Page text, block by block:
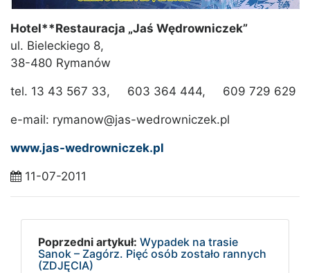
Hotel**Restauracja „Jaś Wędrowniczek”
ul. Bieleckiego 8,
38-480 Rymanów
tel. 13 43 567 33, 603 364 444, 609 729 629
e-mail: rymanow@jas-wedrowniczek.pl
www.jas-wedrowniczek.pl
11-07-2011
Poprzedni artykuł: Wypadek na trasie
Sanok – Zagórz. Pięć osób zostało rannych
(ZDJĘCIA)